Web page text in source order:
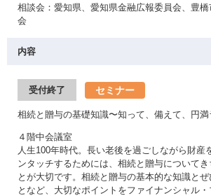
相談会：愛知県、愛知県金融広報委員会、豊
会
内容
受付終了 セミナー
相続と贈与の基礎知識〜知って、備えて、円満
４階中会議室
人生100年時代。長い老後を過ごしながら財産
ンタッチするためには、相続と贈与について
とが大切です。相続と贈与の基本的な知識と
となど、大切なポイントをファイナンシャル